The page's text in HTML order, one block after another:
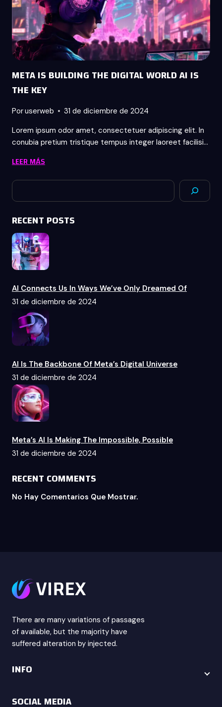
TODAY
META IS BUILDING THE DIGITAL WORLD AI IS
THE KEY
Poruserweb
31 de diciembre de 2024
Lorem ipsum odor amet, consectetuer adipiscing elit. In
conubia pretium tristique tempus integer laoreet facilisi…
LEER MÁSMETA
THE
WORLD
AI
IS
THE
KEY
Buscar
RECENT POSTS
AI Connects Us In Ways We’ve Only Dreamed Of
31 de diciembre de 2024
AI Is The Backbone Of Meta’s Digital Universe
31 de diciembre de 2024
Meta’s AI Is Making The Impossible, Possible
31 de diciembre de 2024
RECENT COMMENTS
No Hay Comentarios Que Mostrar.
There are many variations of passages
of available, but the majority have
suffered alteration by injected.
INFO
SOCIAL MEDIA